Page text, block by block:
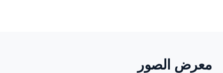
معرض الصور